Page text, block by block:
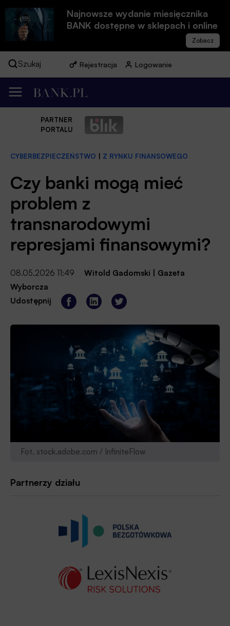
Najnowsze wydanie miesięcznika
BANK dostępne w sklepach i online
Szukaj Rejestracja Logowanie
PARTNER
PORTALU
CYBERBEZPIECZEŃSTWO Z RYNKU FINANSOWEGO
Czy banki mogą mieć
problem z
transnarodowymi
represjami finansowymi?
08.05.2026 11:49 Witold Gadomski
Gazeta
Wyborcza
Udostępnij
Fot. stock.adobe.com / InfiniteFlow
Partnerzy działu